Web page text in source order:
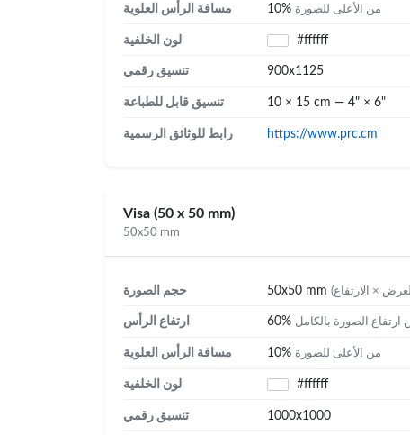
مسافة الرأس العلوية 10% من الأعلى للصورة
لون الخلفية #ffffff
تنسيق رقمي 900x1125
تنسيق قابل للطباعة 10 × 15 cm — 4" × 6"
رابط للوثائق الرسمية https://www.prc.cm
Visa (50 x 50 mm)
50x50 mm
حجم الصورة 50x50 mm
ارتفاع الرأس 60% ارتفاع الصورة بالكامل
مسافة الرأس العلوية 10% من الأعلى للصورة
لون الخلفية #ffffff
تنسيق رقمي 1000x1000